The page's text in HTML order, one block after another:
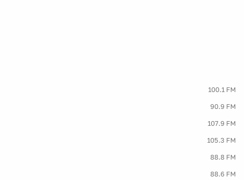
100.1 FM
90.9 FM
107.9 FM
105.3 FM
88.8 FM
88.6 FM